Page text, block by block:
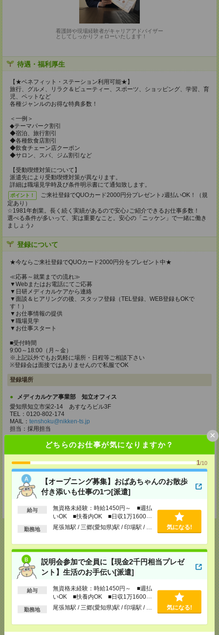
どちらのお仕事が気になりますか？
1/10
【オープニング募集】おばあちゃんのお散歩
付き添いも仕事の1つ[派遣]
給与
無資格未経験：時給1450円～ ■週払
いOK ■扶養内OK ■日収1万1600円
以上
勤務地 尾張旭駅 / 三郷(愛知県)駅 / 印場駅 / … 気になる!
説明会参加で全員に【現金2千円相当プレゼ
ント】生活のお手伝い[派遣]
給与
無資格未経験：時給1450円～ ■週払
いOK ■扶養内OK ■日収1万1600円
以上
勤務地 尾張旭駅 / 三郷(愛知県)駅 / 印場駅 / … 気になる!
×
看護師や現場経験者がキャリアアドバイザー
としてしっかりフォローいたします！
待遇・福利厚生
【★ベネフィット・ステーション利用可能★】
旅行、グルメ、リラク＆ビューティー、スポーツ、ショッピング、学習、育
児、ペットなど
各種ジャンルのお得な特典多数！
＜一例＞
◆テーマパーク割引
◆宿泊、旅行割引
◆各種飲食店割引
◆飲食チェーン店クーポン
◆サロン、スパ、ジム割引など
【受動喫煙対策について】
派遣先により受動喫煙対策が異なります。
詳細は職場見学時及び条件明示書にて通知致します。
ポイント！
ご来社登録でQUOカード2000円分プレゼント♪週払いOK！（規
定あり）
☆1981年創業。長く続く実績があるので安心♪ご紹介できるお仕事多数！
選べる条件が多いって、実は重要なこと。安心の「ニッケン」で一緒に働き
ましょう♪
登録について
★今ならご来社登録でQUOカード2000円分をプレゼント中★
≪応募～就業までの流れ≫
▼Webまたはお電話にてご応募
▼日研メディカルケアから連絡
▼面談＆ヒアリングの後、スタッフ登録（TEL登録、WEB登録もOKで
す！）
▼お仕事情報の提供
▼職場見学
▼お仕事スタート
■受付時間
9:00～18:00（月～金）
※上記以外でもお気軽に場所・日程等ご相談下さい
※登録会は面接ではありませんので私服でOK
登録場所
メディカルケア事業部 知立オフィス
愛知県知立市栄2-14 あすなろビル3F
TEL：0120-802-174
MAIL： tenshoku@nikken-ts.jp
担当：採用担当
メディカルケア事業部 名古屋オフィス
愛知県名古屋市西区牛島町2-5 TOMITA.BLD 4階
TEL：0120-455-091
MAIL：tenshoku@nikken-ts.jp
担当：採用担当
登録交通費
★今ならご来社登録でQUOカード2000円分をプレゼント中★
応募ページへ
気になる！ 電話応募
メールで送る LINEで送る